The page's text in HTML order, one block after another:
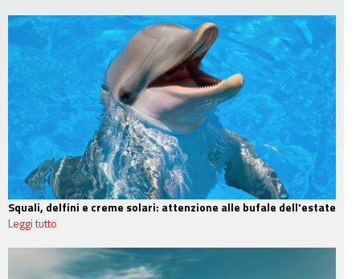
Squali, delfini e creme solari: attenzione alle bufale dell'estate
Leggi tutto